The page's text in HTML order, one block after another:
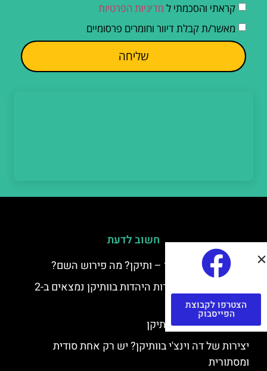
קראתי והסכמתי ל מדיניות הפרטיות
מאשר/ת קבלת דיוור וחומרים פרסומיים
שליחה
חשוב לדעת
למה קוראים לוותיקן – ותיקן? מה פירוש השם?
כתב יד ותיקן – אוצרות היהדות בוותיקן נמצאים ב-2
כתבי יד עתיקים
יצירות של רפאל בוותיקן
יצירות של דה וינצ'י בוותיקן? יש רק אחת סודית
ומסתורית
הצטרפו לקבוצת
הפייסבוק